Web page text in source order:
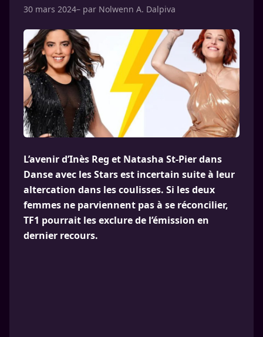
30 mars 2024– par Nolwenn A. Dalpiva
L’avenir d’Inès Reg et Natasha St-Pier dans
Danse avec les Stars est incertain suite à leur
altercation dans les coulisses. Si les deux
femmes ne parviennent pas à se réconcilier,
TF1 pourrait les exclure de l’émission en
dernier recours.